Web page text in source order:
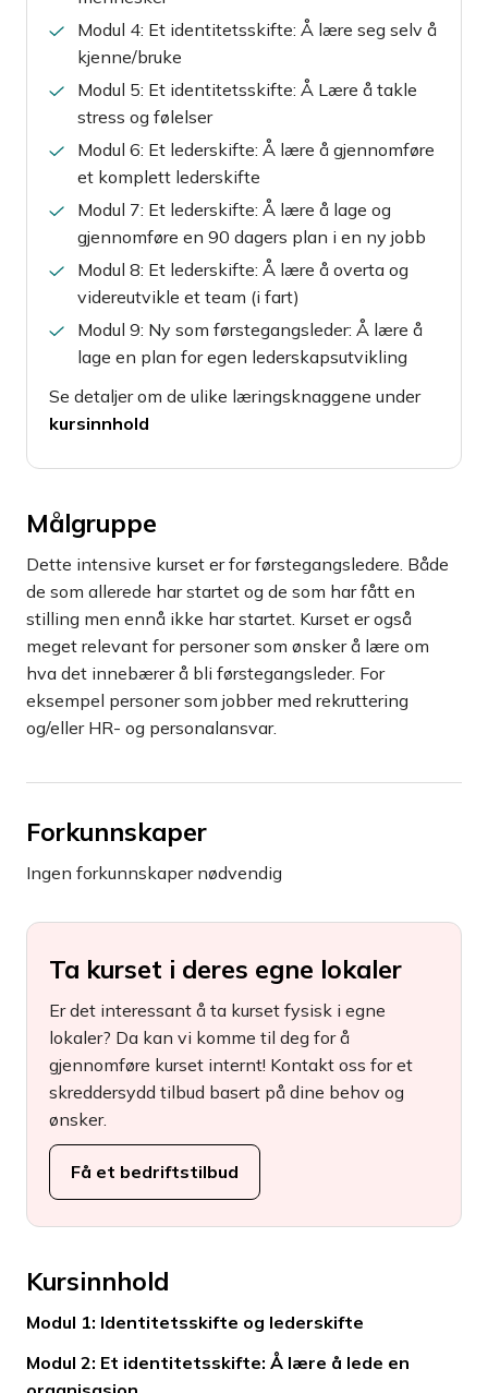
Modul 4: Et identitetsskifte: Å lære seg selv å
kjenne/bruke
Modul 5: Et identitetsskifte: Å Lære å takle
stress og følelser
Modul 6: Et lederskifte: Å lære å gjennomføre
et komplett lederskifte
Modul 7: Et lederskifte: Å lære å lage og
gjennomføre en 90 dagers plan i en ny jobb
Modul 8: Et lederskifte: Å lære å overta og
videreutvikle et team (i fart)
Modul 9: Ny som førstegangsleder: Å lære å
lage en plan for egen lederskapsutvikling
Se detaljer om de ulike læringsknaggene under
kursinnhold
Målgruppe
Dette intensive kurset er for førstegangsledere. Både
de som allerede har startet og de som har fått en
stilling men ennå ikke har startet. Kurset er også
meget relevant for personer som ønsker å lære om
hva det innebærer å bli førstegangsleder. For
eksempel personer som jobber med rekruttering
og/eller HR- og personalansvar.
Forkunnskaper
Ingen forkunnskaper nødvendig
Ta kurset i deres egne lokaler
Er det interessant å ta kurset fysisk i egne
lokaler? Da kan vi komme til deg for å
gjennomføre kurset internt! Kontakt oss for et
skreddersydd tilbud basert på dine behov og
ønsker.
Få et bedriftstilbud
Kursinnhold
Modul 1: Identitetsskifte og lederskifte
Modul 2: Et identitetsskifte: Å lære å lede en